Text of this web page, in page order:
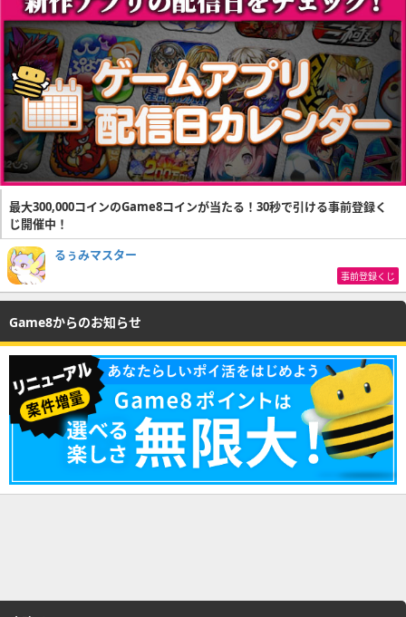
最大300,000コインのGame8コインが当たる！30秒で引ける事前登録く
じ開催中！
るぅみマスター
事前登録くじ
Game8からのお知らせ